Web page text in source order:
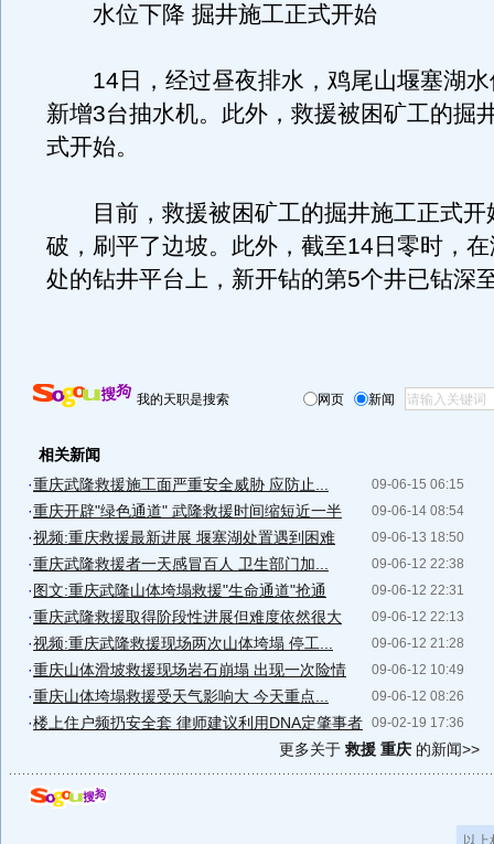
水位下降 掘井施工正式开始
14日，经过昼夜排水，鸡尾山堰塞湖水
新增3台抽水机。此外，救援被困矿工的掘
式开始。
目前，救援被困矿工的掘井施工正式开
破，刷平了边坡。此外，截至14日零时，
处的钻井平台上，新开钻的第5个井已钻深
我的天职是搜索 网页 新闻
相关新闻
09-06-15 06:15
·重庆武隆救援施工面严重安全威胁 应防止...
09-06-14 08:54
·重庆开辟"绿色通道" 武隆救援时间缩短近一半
09-06-13 18:50
·视频:重庆救援最新进展 堰塞湖处置遇到困难
09-06-12 22:38
·重庆武隆救援者一天感冒百人 卫生部门加...
09-06-12 22:31
· 图文:重庆武隆山体垮塌救援"生命通道"抢通
09-06-12 22:13
·重庆武隆救援取得阶段性进展但难度依然很大
09-06-12 21:28
·视频:重庆武隆救援现场两次山体垮塌 停工...
09-06-12 10:49
·重庆山体滑坡救援现场岩石崩塌 出现一次险情
09-06-12 08:26
·重庆山体垮塌救援受天气影响大 今天重点...
09-02-19 17:36
·楼上住户频扔安全套 律师建议利用DNA定肇事者
更多关于救援 重庆 的新闻>>
以